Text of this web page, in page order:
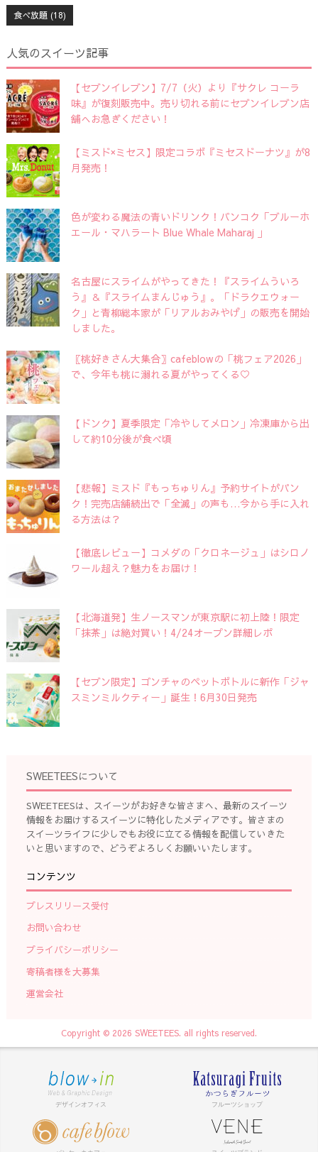
食べ放題(18)
人気のスイーツ記事
【セブンイレブン】7/7（火）より『サクレ コーラ
味』が復刻販売中。売り切れる前にセブンイレブン店
舗へお急ぎください！
【ミスド×ミセス】限定コラボ『ミセスドーナツ』が8
月発売！
色が変わる魔法の青いドリンク！バンコク「ブルーホ
エール・マハラート Blue Whale Maharaj 」
名古屋にスライムがやってきた！『スライムういろ
う』＆『スライムまんじゅう』。「ドラクエウォー
ク」と青柳総本家が「リアルおみやげ」の販売を開始
しました。
〖桃好きさん大集合〗cafeblowの「桃フェア2026」
で、今年も桃に溺れる夏がやってくる♡
【ドンク】夏季限定「冷やしてメロン」冷凍庫から出
して約10分後が食べ頃
【悲報】ミスド『もっちゅりん』予約サイトがパン
ク！完売店舗続出で「全滅」の声も…今から手に入れ
る方法は？
【徹底レビュー】コメダの「クロネージュ」はシロノ
ワール超え？魅力をお届け！
【北海道発】生ノースマンが東京駅に初上陸！限定
「抹茶」は絶対買い！4/24オープン詳細レポ
【セブン限定】ゴンチャのペットボトルに新作「ジャ
スミンミルクティー」誕生！6月30日発売
SWEETEESについて
SWEETEESは、スイーツがお好きな皆さまへ、最新のスイーツ
情報をお届けするスイーツに特化したメディアです。皆さまの
スイーツライフに少しでもお役に立てる情報を配信していきた
いと思いますので、どうぞよろしくお願いいたします。
コンテンツ
プレスリリース受付
お問い合わせ
プライバシーポリシー
寄稿者様を大募集
運営会社
Copyright © 2026 SWEETEES. all rights reserved.